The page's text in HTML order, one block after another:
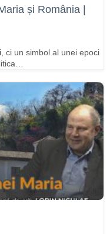
și România |
ci un simbol al unei epoci